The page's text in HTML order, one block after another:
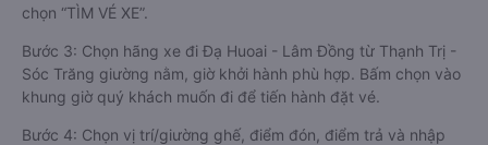
chọn “TÌM VÉ XE”.
Bước 3: Chọn hãng xe đi Đạ Huoai - Lâm Đồng từ Thạnh Trị -
Sóc Trăng giường nằm, giờ khởi hành phù hợp. Bấm chọn vào
khung giờ quý khách muốn đi để tiến hành đặt vé.
Bước 4: Chọn vị trí/giường ghế, điểm đón, điểm trả và nhập